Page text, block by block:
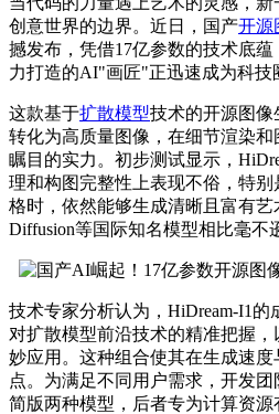
创意世界的边界。近日，国产开源
撼发布，凭借17亿参数的技术底蕴
力打造的AI"画匠"正迅速成为科技
这款基于扩散模型技术的开源图像
转化为高质量图像，在细节渲染和
瞩目的实力。初步测试显示，
理和构图完整性上表现不俗，特
格时，依然能够生成清晰且富有艺
Diffusion等国际知名模型相比毫不
技术专家分析认为，HiDream-I1
对扩散模型前沿技术的精准把握
妙应用。这种组合使其在生成速度
点。为满足不同用户需求，开发
简版两种模型，后者专为计算资